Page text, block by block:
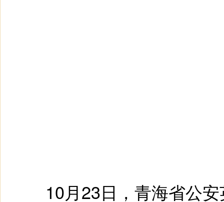
10月23日，青海省公安